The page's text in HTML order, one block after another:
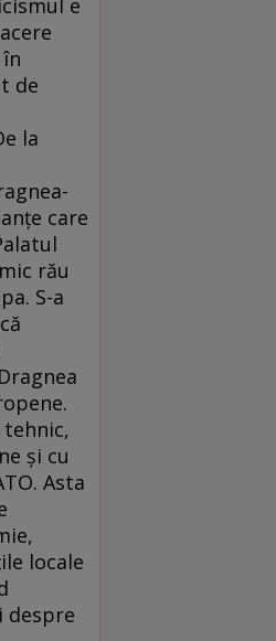
de
la
care
rău
S-a
și cu
Asta
locale
despre